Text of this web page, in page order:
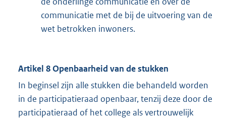
communicatie met de bij de uitvoering van de
wet betrokken inwoners.
Artikel 8 Openbaarheid van de stukken
In beginsel zijn alle stukken die behandeld worden
in de participatieraad openbaar, tenzij deze door de
participatieraad of het college als vertrouwelijk